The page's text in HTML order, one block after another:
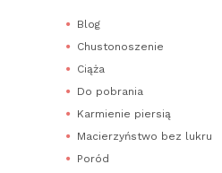
Blog
Chustonoszenie
Ciąża
Do pobrania
Karmienie piersią
Macierzyństwo bez lukru
Poród